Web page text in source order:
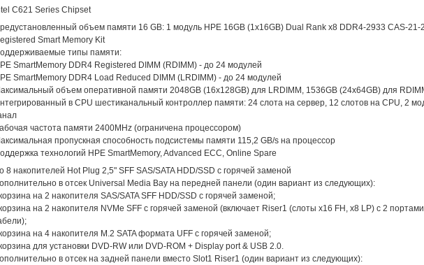
C621 Series Chipset
объем памяти 16 GB: 1 модуль HPE 16GB (1x16GB) Dual Rank x8 DDR4-2933 CAS-21-
Smart Memory Kit
типы памяти:
SmartMemory DDR4 Registered DIMM (RDIMM) - до 24 модулей
SmartMemory DDR4 Load Reduced DIMM (LRDIMM) - до 24 модулей
объем оперативной памяти 2048GB (16x128GB) для LRDIMM, 1536GB (24x64GB) для
в CPU шестиканальный контроллер памяти: 24 слота на сервер, 12 слотов на CPU, 2
частота памяти 2400MHz (ограничена процессором)
пропускная способность подсистемы памяти 115,2 GB/s на процессор
технологий HPE SmartMemory, Advanced ECC, Online Spare
8 накопителей Hot Plug 2,5" SFF SAS/SATA HDD/SSD с горячей заменой
в отсек Universal Media Bay на передней панели (один вариант из следующих):
на 2 накопителя SAS/SATA SFF HDD/SSD с горячей заменой;
на 2 накопителя NVMe SFF с горячей заменой (включает Riser1 (слоты x16 FH, x8 LP) с 2
на 4 накопителя M.2 SATA формата UFF с горячей заменой;
для установки DVD-RW или DVD-ROM + Display port & USB 2.0.
в отсек на задней панели вместо Slot1 Riser1 (один вариант из следующих):